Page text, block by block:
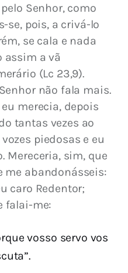
Senhor, como
se, pois, a crivá-lo
se cala e nada
assim a vã
(Lc 23,9).
não fala mais.
merecia, depois
tantas vezes ao
piedosas e eu
Mereceria, sim, que
me abandonásseis:
caro Redentor;
falai-me:
vosso servo vos